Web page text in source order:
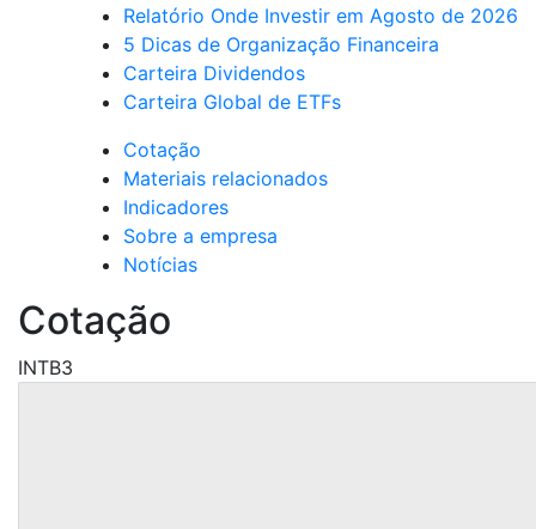
Relatório Onde Investir em Agosto de 2026
5 Dicas de Organização Financeira
Carteira Dividendos
Carteira Global de ETFs
Cotação
Materiais relacionados
Indicadores
Sobre a empresa
Notícias
Cotação
INTB3